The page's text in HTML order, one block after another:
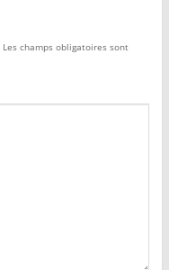
Les champs obligatoires sont